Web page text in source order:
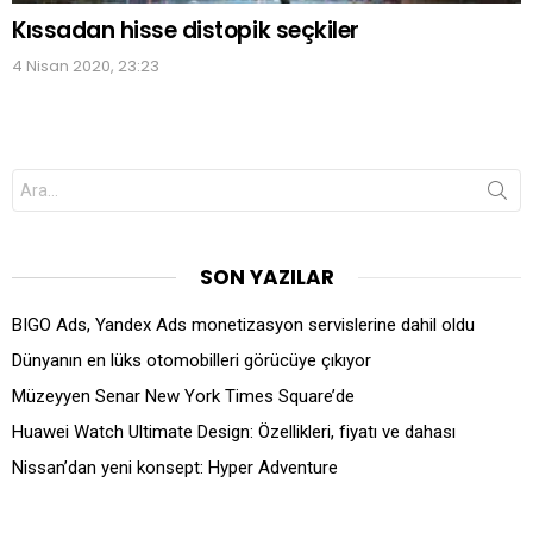
Kıssadan hisse distopik seçkiler
4 Nisan 2020, 23:23
Search
for:
SON YAZILAR
BIGO Ads, Yandex Ads monetizasyon servislerine dahil oldu
Dünyanın en lüks otomobilleri görücüye çıkıyor
Müzeyyen Senar New York Times Square’de
Huawei Watch Ultimate Design: Özellikleri, fiyatı ve dahası
Nissan’dan yeni konsept: Hyper Adventure